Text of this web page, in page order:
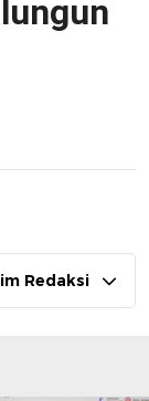
Redaksi